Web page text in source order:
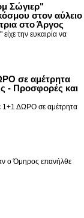
Σώγιερ"
στον αύλειο
στο Άργος
την ευκαιρία να
σε αμέτρητα
- Προσφορές και
1+1 ΔΩΡΟ σε αμέτρητα
ο Όμηρος επανήλθε